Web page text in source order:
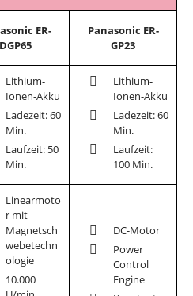
ER-
DGP65
Panasonic ER-
GP23
Lithium-
Ionen-Akku
Ladezeit: 60
Min.
Laufzeit: 50
Min.
Lithium-
Ionen-Akku
Ladezeit: 60
Min.
Laufzeit:
100 Min.
Linearmoto
r mit
Magnetsch
webetechn
ologie
10.000
DC-Motor
Power
Control
Engine